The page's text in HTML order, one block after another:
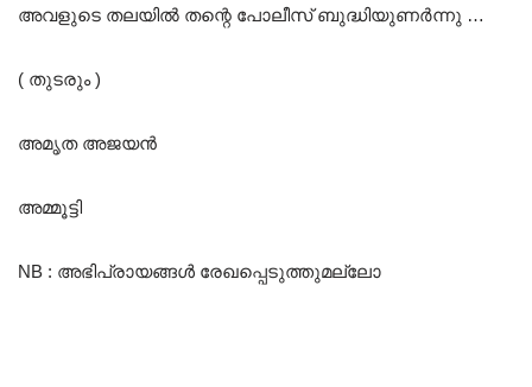
അവളുടെ തലയിൽ തന്റെ പോലീസ് ബുദ്ധിയുണർന്നു …
( തുടരും )
അമൃത അജയൻ
അമ്മൂട്ടി
NB : അഭിപ്രായങ്ങൾ രേഖപ്പെടുത്തുമല്ലോ